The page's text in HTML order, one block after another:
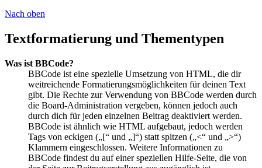
Nach oben
Textformatierung und Thementypen
Was ist BBCode?
BBCode ist eine spezielle Umsetzung von HTML, die dir
weitreichende Formatierungsmöglichkeiten für deinen Text
gibt. Die Rechte zur Verwendung von BBCode werden durch
die Board-Administration vergeben, können jedoch auch
durch dich für jeden einzelnen Beitrag deaktiviert werden.
BBCode ist ähnlich wie HTML aufgebaut, jedoch werden
Tags von eckigen („[“ und „]“) statt spitzen („<“ und „>“)
Klammern eingeschlossen. Weitere Informationen zu
BBCode findest du auf einer speziellen Hilfe-Seite, die von